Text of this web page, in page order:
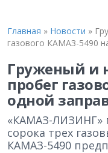
Главная » Новости »
газового КАМАЗ-5490
Груженый и
пробег
одной
«КАМАЗ-ЛИЗИНГ»
сорока трех
КАМАЗ-5490